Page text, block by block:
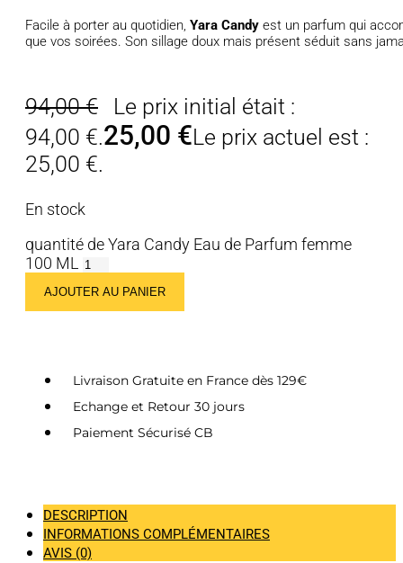
Facile à porter au quotidien, Yara Candy est un parfum qui
que vos soirées. Son sillage doux mais présent séduit sans
94,00€
Le prix initial était :
94,00 €.25,00 €Le prix actuel est :
25,00 €.
En stock
quantité de Yara Candy Eau de Parfum femme
100 ML
AJOUTER AU PANIER
Livraison Gratuite en France dès 129€
Echange et Retour 30 jours
Paiement Sécurisé CB
DESCRIPTION
INFORMATIONS COMPLÉMENTAIRES
AVIS (0)